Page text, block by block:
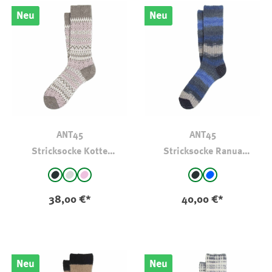
Neu
ANT45
Stricksocke Kotte
auswählen
antra - gemustert
hellgrau - gemustert
rosa - gemustert
38,00 €*
Neu
ANT45
Stricksocke Ranua
auswählen
antra - getreift
blau -
40,00 €*
Neu Neu